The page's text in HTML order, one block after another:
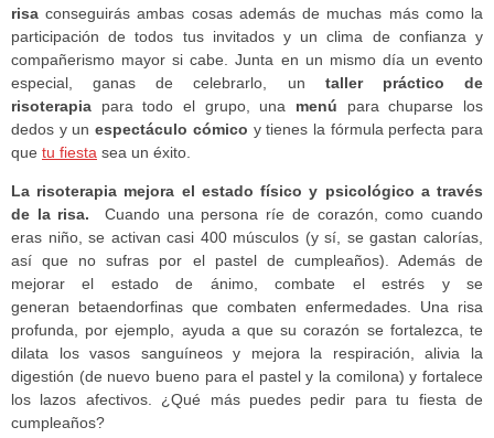
risa conseguirás ambas cosas además de muchas más como la
participación de todos tus invitados y un clima de confianza y
compañerismo mayor si cabe. Junta en un mismo día un evento
especial, ganas de celebrarlo, un taller práctico de
risoterapia para todo el grupo, una menú para chuparse los
dedos y unespectáculo cómico y tienes la fórmula perfecta para
que tu fiesta sea un éxito.
La risoterapia mejora el estado físico y psicológico a través
de la risa.
Cuando una persona ríe de corazón, como cuando
eras niño, se activan casi 400 músculos (y sí, se gastan calorías,
así que no sufras por el pastel de cumpleaños). Además de
mejorar el estado de ánimo, combate el estrés y se
generan betaendorfinas que combaten enfermedades. Una risa
profunda, por ejemplo, ayuda a que su corazón se fortalezca, te
dilata los vasos sanguíneos y mejora la respiración, alivia la
digestión (de nuevo bueno para el pastel y la comilona) y fortalece
los lazos afectivos. ¿Qué más puedes pedir para tu fiesta de
cumpleaños?